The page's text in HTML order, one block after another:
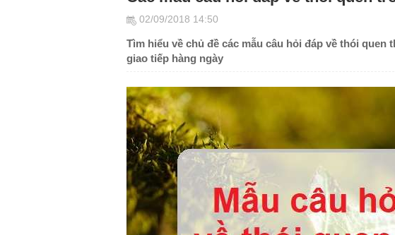
02/09/2018 14:50
Tìm hiểu về chủ đề các mẫu câu hỏi đáp về thói
giao tiếp hàng ngày